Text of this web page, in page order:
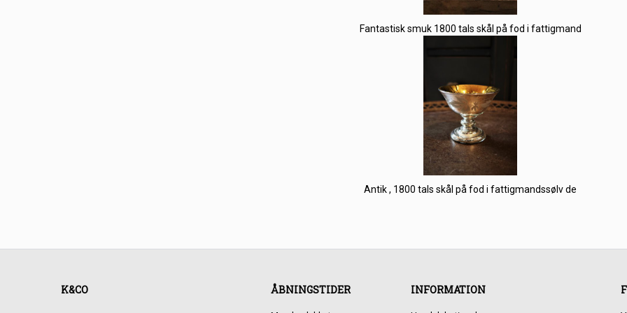
Fantastisk smuk 1800 tals skål på fod i fattigmand
Antik , 1800 tals skål på fod i fattigmandssølv de
K&CO ÅBNINGSTIDER INFORMATION